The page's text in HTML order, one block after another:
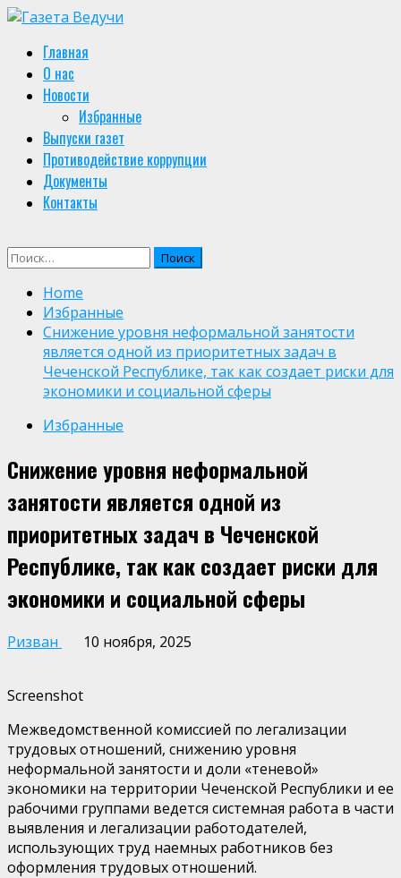
Skip
content
Primary
Menu
Главная
О нас
Новости
Избранные
Выпуски газет
Противодействие коррупции
Документы
Контакты
Найти:
Home
Избранные
Снижение уровня неформальной занятости
является одной из приоритетных задач в
Чеченской Республике, так как создает риски для
экономики и социальной сферы
Избранные
Снижение уровня неформальной
занятости является одной из
приоритетных задач в Чеченской
Республике, так как создает риски для
экономики и социальной сферы
Ризван 10 ноября, 2025
Screenshot
Межведомственной комиссией по легализации
трудовых отношений, снижению уровня
неформальной занятости и доли «теневой»
экономики на территории Чеченской Республики и ее
рабочими группами ведется системная работа в части
выявления и легализации работодателей,
использующих труд наемных работников без
оформления трудовых отношений.